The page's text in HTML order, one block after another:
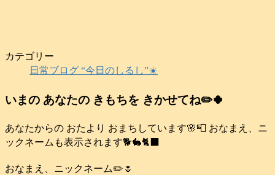
カテゴリー
日常ブログ “今日のしるし”☀️
いまの あなたの きもちを きかせてね✏️🍀
あなたからの おたより おまちしています🌸📮 おなまえ、ニ
ックネームも表示されます🐕️🐇🐈‍⬛
おなまえ、ニックネーム✏️🌷